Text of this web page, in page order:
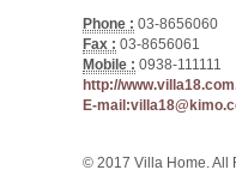
Phone : 03-8656060
Fax : 03-8656061
Mobile : 0938-111111
http://
E-
© 2017 Villa Home. All